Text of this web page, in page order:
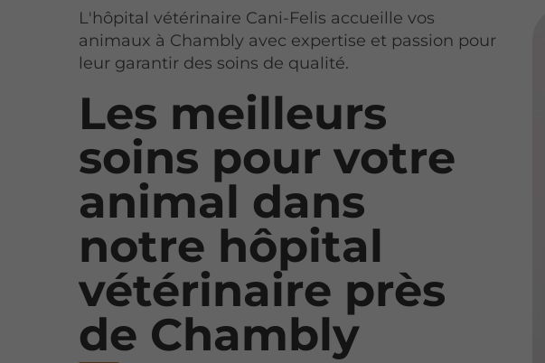
L'hôpital vétérinaire Cani-Felis accueille vos
animaux à Chambly avec expertise et passion pour
leur garantir des soins de qualité.
Les meilleurs
soins pour votre
animal dans
notre hôpital
vétérinaire près
de Chambly